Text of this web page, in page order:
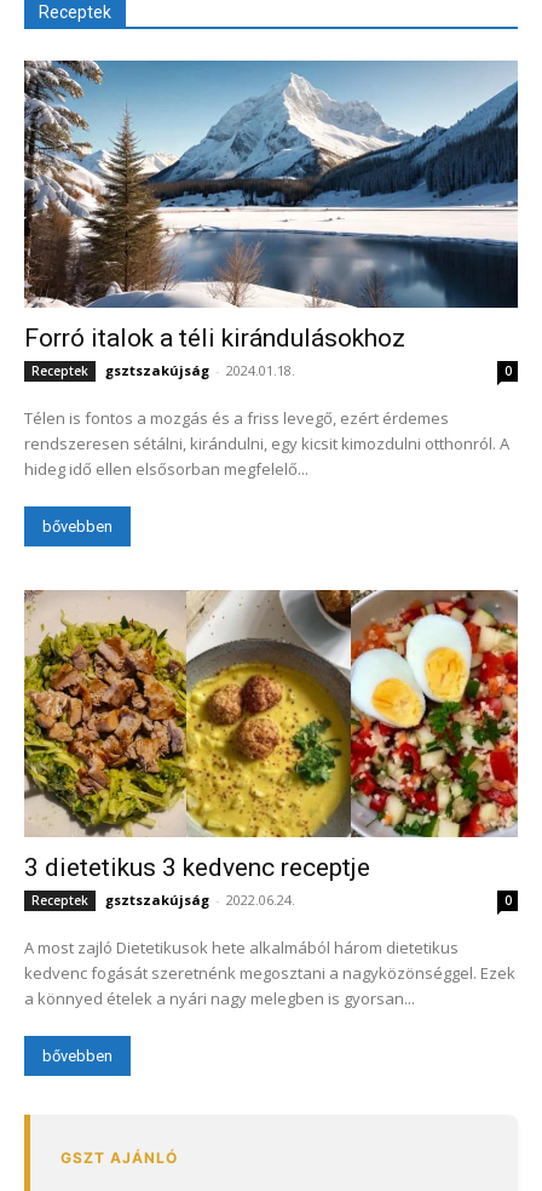
Receptek
Forró italok a téli kirándulásokhoz
Receptek gsztszakújság - 2024.01.18. 0
Télen is fontos a mozgás és a friss levegő, ezért érdemes
rendszeresen sétálni, kirándulni, egy kicsit kimozdulni otthonról. A
hideg idő ellen elsősorban megfelelő...
bővebben
3 dietetikus 3 kedvenc receptje
Receptek gsztszakújság - 2022.06.24. 0
A most zajló Dietetikusok hete alkalmából három dietetikus
kedvenc fogását szeretnénk megosztani a nagyközönséggel. Ezek
a könnyed ételek a nyári nagy melegben is gyorsan...
bővebben